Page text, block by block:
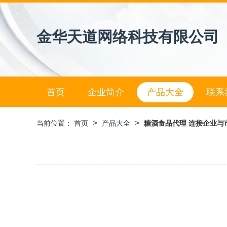
金华天道网络科技有限公司
首页 企业简介 产品大全 联系
当前位置： 首页 > 产品大全 > 糖酒食品代理 连接企业与